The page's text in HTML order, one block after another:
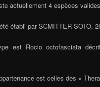
actuellement 4 espèces
établi par SCMITTER-SOTO,
est Rocio octofasciata
est celles des «